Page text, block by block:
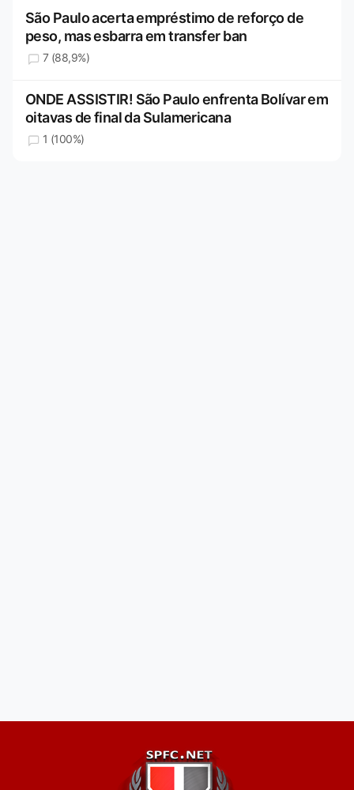
São Paulo acerta empréstimo de reforço de
peso, mas esbarra em transfer ban
7 (88,9%)
ONDE ASSISTIR! São Paulo enfrenta Bolívar em
oitavas de final da Sulamericana
1 (100%)